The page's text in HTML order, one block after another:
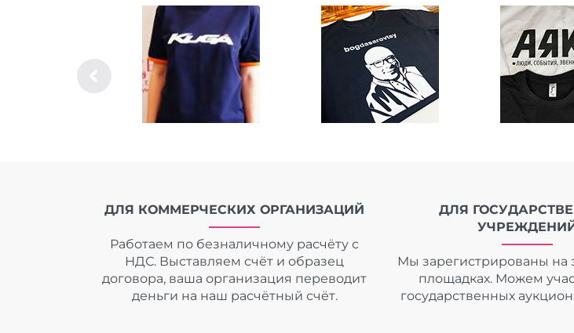
ДЛЯ КОММЕРЧЕСКИХ ОРГАНИЗАЦИЙ
Работаем по безналичному расчёту с
НДС. Выставляем счёт и образец
договора, ваша организация переводит
деньги на наш расчётный счёт.
ДЛЯ
Мы зарегистрированы на
площадках. Можем
государственных